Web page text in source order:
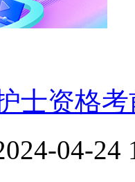
士资格
04-24